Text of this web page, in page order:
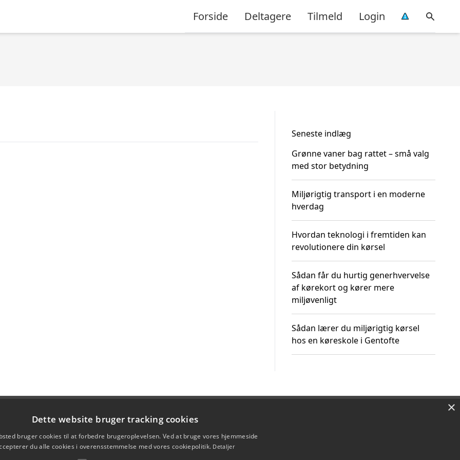
Forside Deltagere Tilmeld Login
Seneste indlæg
Grønne vaner bag rattet – små valg
med stor betydning
Miljørigtig transport i en moderne
hverdag
Hvordan teknologi i fremtiden kan
revolutionere din kørsel
Sådan får du hurtig generhvervelse
af kørekort og kører mere
miljøvenligt
Sådan lærer du miljørigtig kørsel
hos en køreskole i Gentofte
×
Dette website bruger tracking cookies
bruger cookies til at forbedre brugeroplevelsen. Ved at bruge vores hjemmeside
du alle cookies i overensstemmelse med vores cookiepolitik. Detaljer